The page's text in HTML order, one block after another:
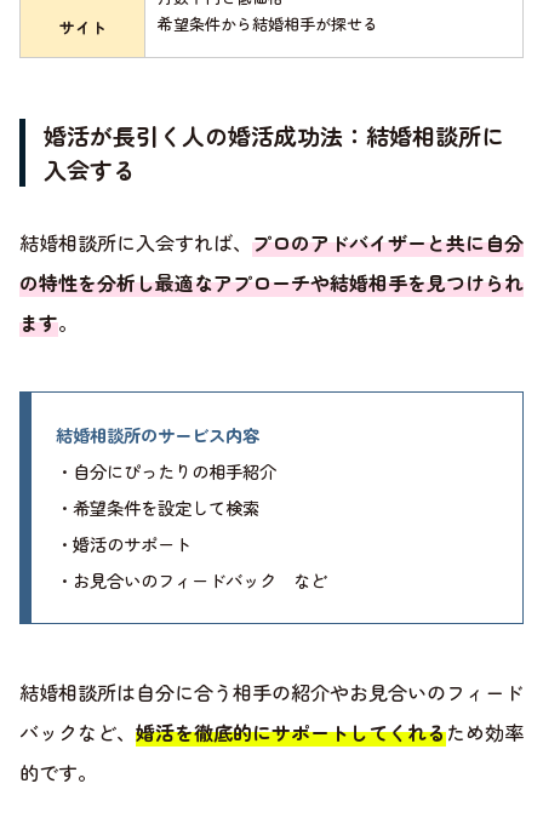
サイト
希望条件から結婚相手が探せる
婚活が長引く人の婚活成功法：結婚相談所に
入会する
結婚相談所に入会すれば、 プロのアドバイザーと共に自分
の特性を分析し最適なアプローチや結婚相手を見つけられ
ます。
結婚相談所のサービス内容
・自分にぴったりの相手紹介
・希望条件を設定して検索
・婚活のサポート
・お見合いのフィードバック など
結婚相談所は自分に合う相手の紹介やお見合いのフィード
バックなど、 婚活を徹底的にサポートしてくれるため効率
的です。